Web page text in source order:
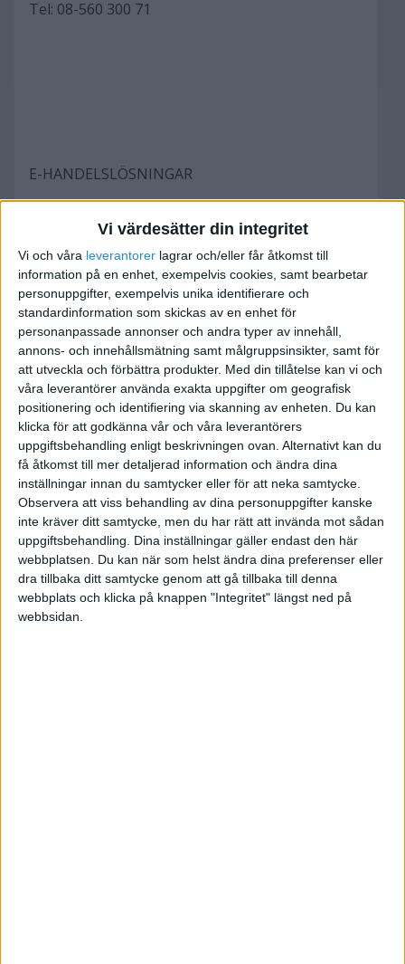
Vi värdesätter din integritet
Vi och våra leverantorer lagrar och/eller får åtkomst till
information på en enhet, exempelvis cookies, samt bearbetar
personuppgifter, exempelvis unika identifierare och
standardinformation som skickas av en enhet för
personanpassade annonser och andra typer av innehåll,
annons- och innehållsmätning samt målgruppsinsikter, samt för
att utveckla och förbättra produkter. Med din tillåtelse kan vi och
våra leverantörer använda exakta uppgifter om geografisk
positionering och identifiering via skanning av enheten. Du kan
klicka för att godkänna vår och våra leverantörers
uppgiftsbehandling enligt beskrivningen ovan. Alternativt kan du
få åtkomst till mer detaljerad information och ändra dina
inställningar innan du samtycker eller för att neka samtycke.
Observera att viss behandling av dina personuppgifter kanske
inte kräver ditt samtycke, men du har rätt att invända mot sådan
uppgiftsbehandling. Dina inställningar gäller endast den här
webbplatsen. Du kan när som helst ändra dina preferenser eller
dra tillbaka ditt samtycke genom att gå tillbaka till denna
webbplats och klicka på knappen "Integritet" längst ned på
webbsidan.
Tel: 08-560 300 71
E-HANDELSLÖSNINGAR
Väx ditt företag med våra avancerade e-
handelslösningar. Vi erbjuder en heltäckande
lösning som gör det möjligt för företag att
hantera all verksamhet relaterade till
onlineförsäljning av produkter eller tjänster. Vi
skapar ett centraliserat, digitalt nav för produkt-
och kunddata, vilket gör att e-handelsföretag
kan hantera produktinformation, anpassa
butiksinnehåll och layout och bearbeta
onlinetransaktioner och betalningar.
ANPASSAD PROGRAMVARUUTVECKLING